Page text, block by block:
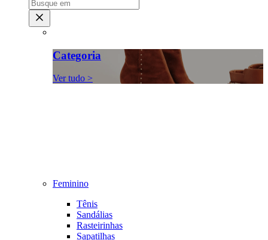
Categoria
Ver tudo >
Feminino
Tênis
Sandálias
Rasteirinhas
Sapatilhas